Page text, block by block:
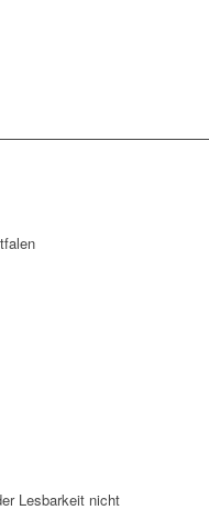
Lesbarkeit nicht